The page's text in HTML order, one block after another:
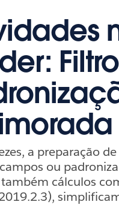
a preparação
ou
cálculos